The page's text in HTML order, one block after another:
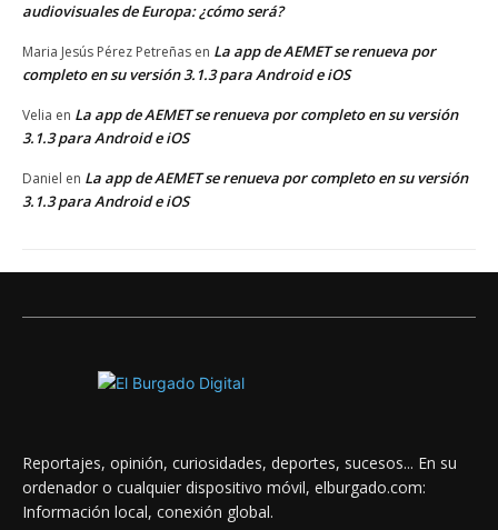
audiovisuales de Europa: ¿cómo será?
Maria Jesús Pérez Petreñas en La app de AEMET se renueva por
completo en su versión 3.1.3 para Android e iOS
Velia en La app de AEMET se renueva por completo en su versión
3.1.3 para Android e iOS
Daniel en La app de AEMET se renueva por completo en su versión
3.1.3 para Android e iOS
Reportajes, opinión, curiosidades, deportes, sucesos... En su
ordenador o cualquier dispositivo móvil, elburgado.com:
Información local, conexión global.